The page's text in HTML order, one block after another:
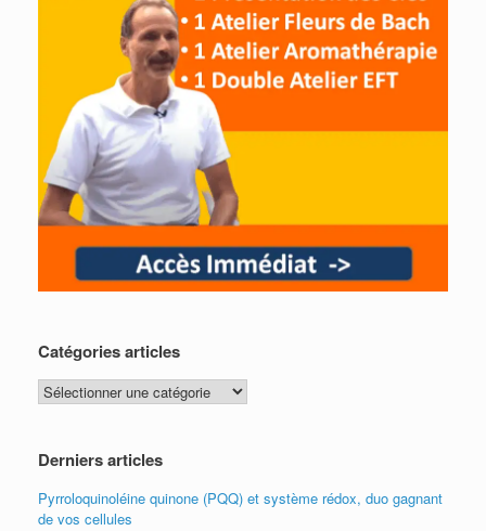
Catégories articles
Catégories
articles
Derniers articles
Pyrroloquinoléine quinone (PQQ) et système rédox, duo gagnant
de vos cellules